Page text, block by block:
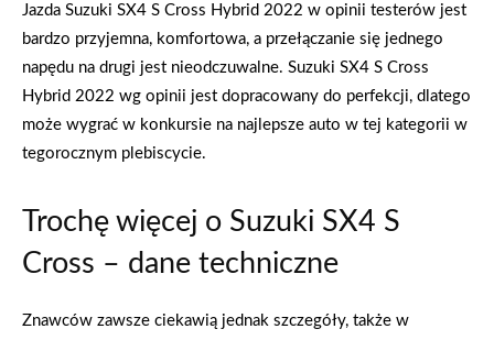
Jazda Suzuki SX4 S Cross Hybrid 2022 w opinii testerów jest
bardzo przyjemna, komfortowa, a przełączanie się jednego
napędu na drugi jest nieodczuwalne. Suzuki SX4 S Cross
Hybrid 2022 wg opinii jest dopracowany do perfekcji, dlatego
może wygrać w konkursie na najlepsze auto w tej kategorii w
tegorocznym plebiscycie.
Trochę więcej o Suzuki SX4 S
Cross – dane techniczne
Znawców zawsze ciekawią jednak szczegóły, także w